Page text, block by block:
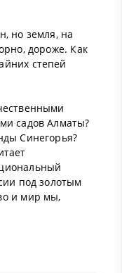
но земля, на
дороже. Как
степей
садов Алматы?
Синегорья?
под золотым
и мир мы,